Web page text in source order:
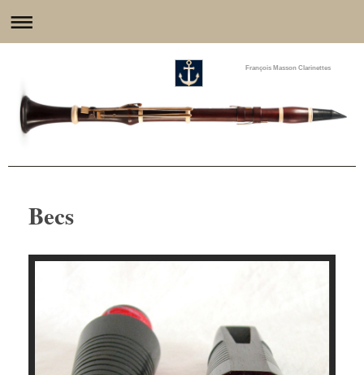
François Masson Clarinettes
Becs